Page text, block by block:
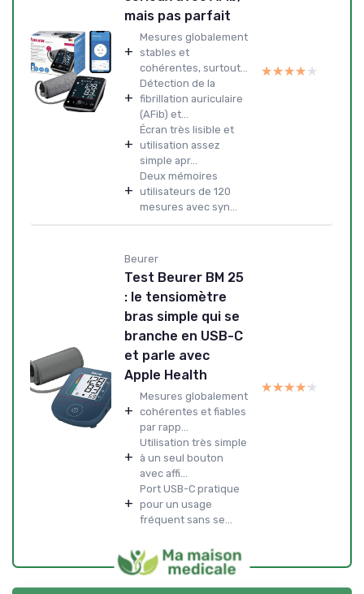
mais pas parfait
+
Mesures globalement
stables et
cohérentes, surtout...
+
Détection de la
fibrillation auriculaire
(AFib) et...
+
Écran très lisible et
utilisation assez
simple apr...
+
Deux mémoires
utilisateurs de 120
mesures avec syn...
★★★★★
★★★★★
Beurer
Test Beurer BM 25
: le tensiomètre
bras simple qui se
branche en USB-C
et parle avec
Apple Health
+
Mesures globalement
cohérentes et fiables
par rapp...
+
Utilisation très simple
à un seul bouton
avec affi...
+
Port USB-C pratique
pour un usage
fréquent sans se...
★★★★★
★★★★★